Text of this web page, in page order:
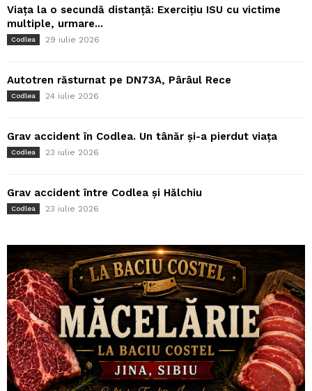
Viața la o secundă distanță: Exercițiu ISU cu victime
multiple, urmare...
Codlea 29 iulie 2026
Autotren răsturnat pe DN73A, Pârâul Rece
Codlea 24 iulie 2026
Grav accident în Codlea. Un tânăr și-a pierdut viața
Codlea 23 iulie 2026
Grav accident între Codlea și Hălchiu
Codlea 23 iulie 2026